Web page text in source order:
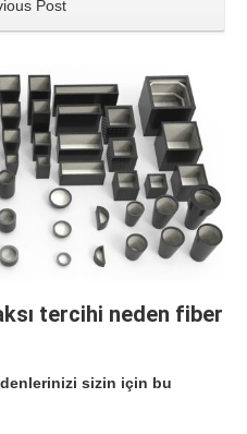
Post
tercihi neden fiber
sizin için bu